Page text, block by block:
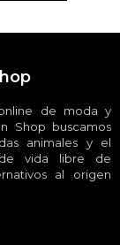
de moda y
Shop buscamos
animales y el
de vida libre de
al origen